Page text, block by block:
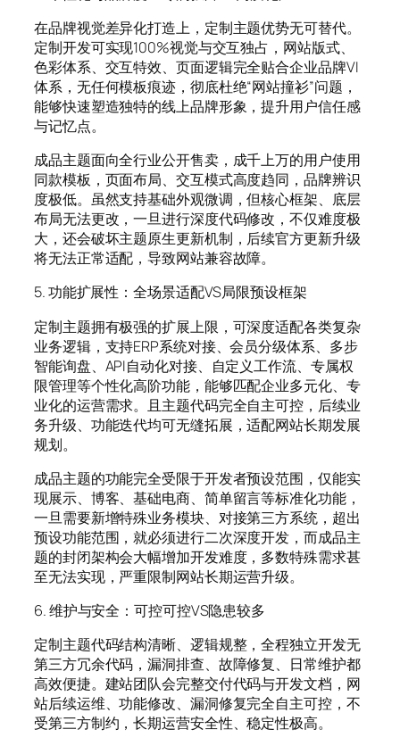
在品牌视觉差异化打造上，定制主题优势无可替代。
定制开发可实现100%视觉与交互独占，网站版式、
色彩体系、交互特效、页面逻辑完全贴合企业品牌VI
体系，无任何模板痕迹，彻底杜绝“网站撞衫”问题，
能够快速塑造独特的线上品牌形象，提升用户信任感
与记忆点。
成品主题面向全行业公开售卖，成千上万的用户使用
同款模板，页面布局、交互模式高度趋同，品牌辨识
度极低。虽然支持基础外观微调，但核心框架、底层
布局无法更改，一旦进行深度代码修改，不仅难度极
大，还会破坏主题原生更新机制，后续官方更新升级
将无法正常适配，导致网站兼容故障。
5. 功能扩展性：全场景适配VS局限预设框架
定制主题拥有极强的扩展上限，可深度适配各类复杂
业务逻辑，支持ERP系统对接、会员分级体系、多步
智能询盘、API自动化对接、自定义工作流、专属权
限管理等个性化高阶功能，能够匹配企业多元化、专
业化的运营需求。且主题代码完全自主可控，后续业
务升级、功能迭代均可无缝拓展，适配网站长期发展
规划。
成品主题的功能完全受限于开发者预设范围，仅能实
现展示、博客、基础电商、简单留言等标准化功能，
一旦需要新增特殊业务模块、对接第三方系统，超出
预设功能范围，就必须进行二次深度开发，而成品主
题的封闭架构会大幅增加开发难度，多数特殊需求甚
至无法实现，严重限制网站长期运营升级。
6. 维护与安全：可控可控VS隐患较多
定制主题代码结构清晰、逻辑规整，全程独立开发无
第三方冗余代码，漏洞排查、故障修复、日常维护都
高效便捷。建站团队会完整交付代码与开发文档，网
站后续运维、功能修改、漏洞修复完全自主可控，不
受第三方制约，长期运营安全性、稳定性极高。